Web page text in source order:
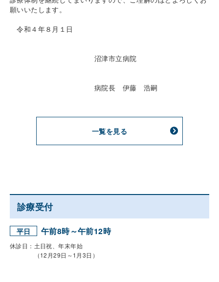
願いいたします。
令和４年８月１日
沼津市立病院
病院長 伊藤 浩嗣
一覧を見る
診療受付
平日 午前8時～午前12時
休診日：土日祝、年末年始
（12月29日～1月3日）